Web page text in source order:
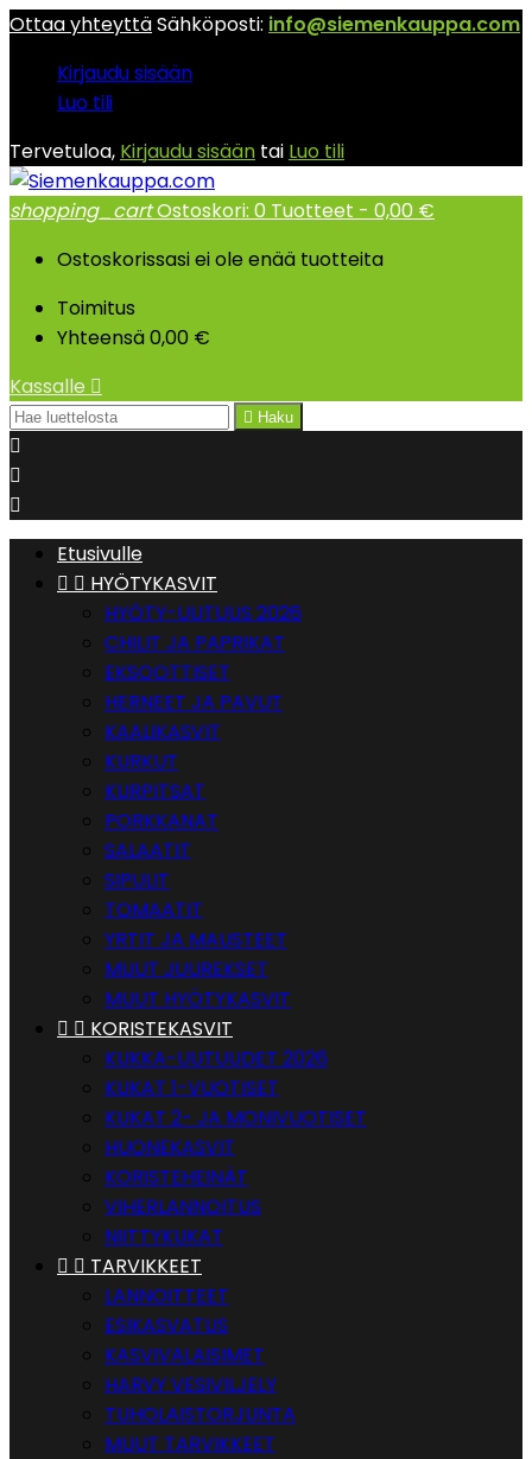
Ottaa yhteyttäSähköposti: info@siemenkauppa.com
Kirjaudu sisään
Luo tili
Tervetuloa, Kirjaudu sisään tai Luo tili
shopping_cartOstoskori: 0 Tuotteet - 0,00 €
Ostoskorissasi ei ole enää tuotteita
Toimitus
Yhteensä0,00 €
Kassalle 
 Haku



Etusivulle
  HYÖTYKASVIT
HYÖTY-UUTUUS 2026
CHILIT JA PAPRIKAT
EKSOOTTISET
HERNEET JA PAVUT
KAALIKASVIT
KURKUT
KURPITSAT
PORKKANAT
SALAATIT
SIPULIT
TOMAATIT
YRTIT JA MAUSTEET
MUUT JUUREKSET
MUUT HYÖTYKASVIT
  KORISTEKASVIT
KUKKA-UUTUUDET 2026
KUKAT 1-VUOTISET
KUKAT 2- JA MONIVUOTISET
HUONEKASVIT
KORISTEHEINÄT
VIHERLANNOITUS
NIITTYKUKAT
  TARVIKKEET
LANNOITTEET
ESIKASVATUS
KASVIVALAISIMET
HARVY VESIVILJELY
TUHOLAISTORJUNTA
MUUT TARVIKKEET